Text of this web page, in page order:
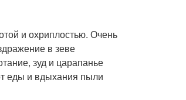
и охриплостью. Очень
в зеве
зуд и царапанье
еды и вдыхания пыли